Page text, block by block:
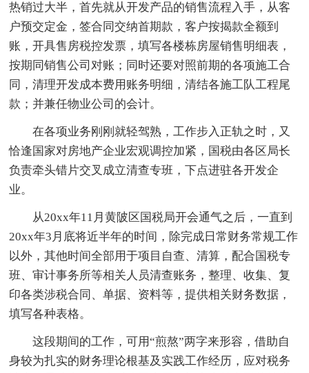
热销过大半，首先就从开发产品的销售流程入手，从客
户预交定金，签合同交纳首期款，客户按揭款全额到
账，开具售房税控发票，填写各楼栋房屋销售明细表，
按期同销售公司对账；同时还要对照前期的各项施工合
同，清理开发成本费用账务明细，清结各施工队工程尾
款；并兼任物业公司的会计。
在各项业务刚刚就轻驾熟，工作步入正轨之时，又
恰逢国家对房地产企业宏观调控加紧，国税由各区局长
负责牵头错片交叉成立清查专班，下点进驻各开发企
业。
从20xx年11月黄陂区国税局开会通气之后，一直到
20xx年3月底将近半年的时间，除完成日常财务常规工作
以外，其他时间全部用于项目自查、清算，配合国税专
班、审计事务所等相关人员清查账务，整理、收集、复
印各类涉税合同、单据、资料等，提供相关财务数据，
填写各种表格。
这段期间的工作，可用“煎熬”两字来形容，借助自
身较为扎实的财务理论根基及实践工作经历，应对税务